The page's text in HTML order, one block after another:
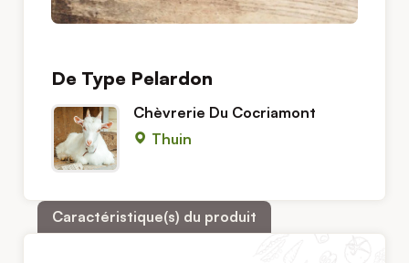
De Type Pelardon
Chèvrerie Du Cocriamont
Thuin
Caractéristique(s) du produit